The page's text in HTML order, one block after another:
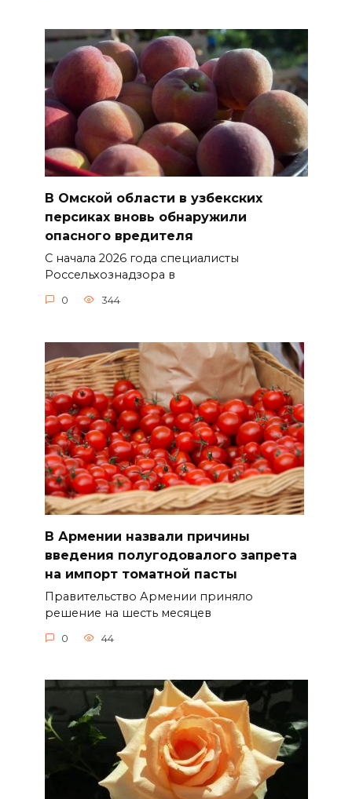
В Омской области в узбекских
персиках вновь обнаружили
опасного вредителя
С начала 2026 года специалисты
Россельхознадзора в
0 344
В Армении назвали причины
введения полугодовалого запрета
на импорт томатной пасты
Правительство Армении приняло
решение на шесть месяцев
0 44